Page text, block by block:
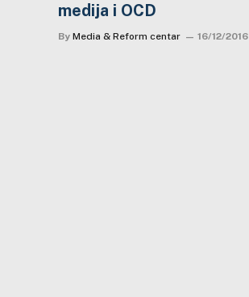
medija i OCD
By Media & Reform centar 16/12/2016